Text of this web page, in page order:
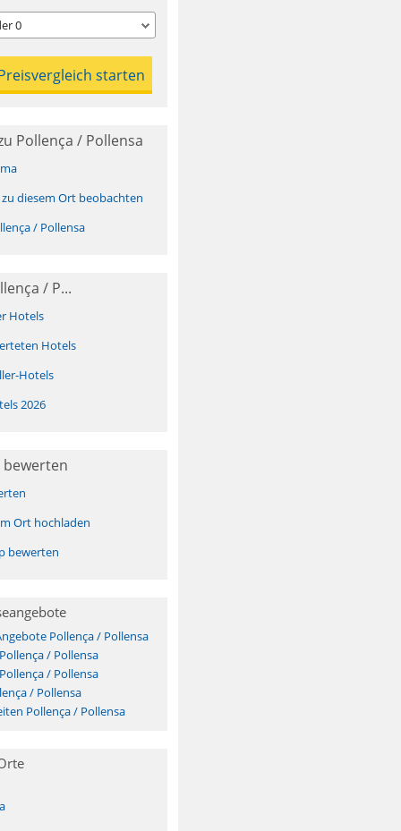
0
Pollença / Pollensa
diesem Ort beobachten
/ Pollensa
/ P...
Hotels
Hotels
Hotels
2026
Ort hochladen
bewerten
Pollença / Pollensa
/ Pollensa
/ Pollensa
/ Pollensa
Pollença / Pollensa